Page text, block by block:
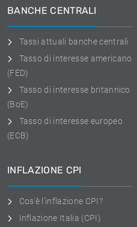
BANCHE CENTRALI
Tassi attuali banche centrali
Tasso di interesse americano
(FED)
Tasso di interesse britannico
(BoE)
Tasso di interesse europeo
(ECB)
INFLAZIONE CPI
Cos'è l'inflazione CPI?
Inflazione Italia (CPI)